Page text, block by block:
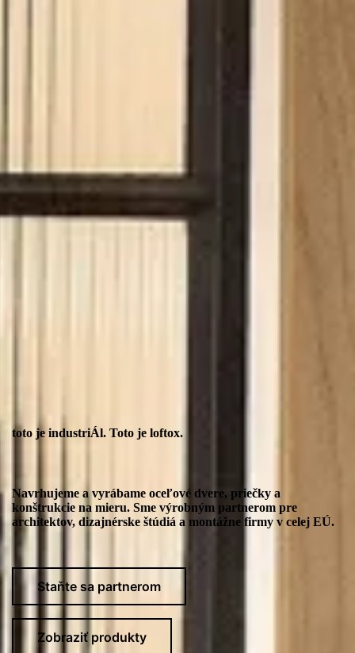
toto je industriÁl. Toto je loftox.
Navrhujeme a vyrábame oceľové dvere, priečky a
konštrukcie na mieru. Sme výrobným partnerom pre
architektov, dizajnérske štúdiá a montážne firmy v celej EÚ.
Staňte sa partnerom
Zobraziť produkty